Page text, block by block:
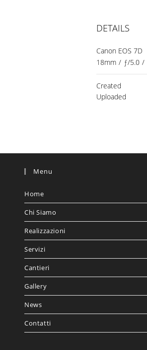
DETAILS
Canon EOS 7D
18mm / ƒ/5.0 /
Created
Uploaded
Menu
Home
Chi Siamo
Realizzazioni
Servizi
Cantieri
Gallery
News
Contatti